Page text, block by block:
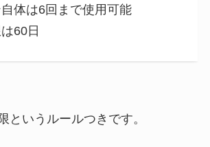
体は6回まで使用可能
60日
というルールつきです。